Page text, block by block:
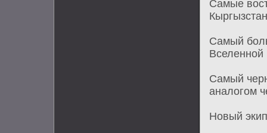
Самые
Самый
Вселенной
Самый
аналогом
Новый